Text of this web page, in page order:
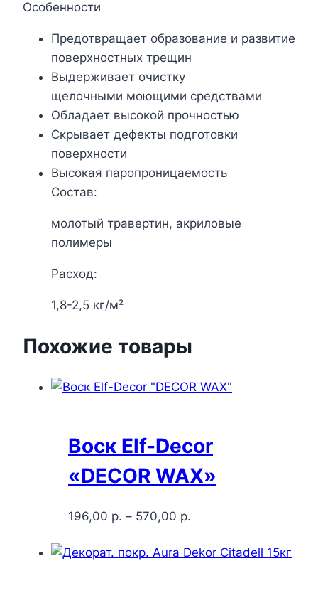
Особенности
Предотвращает образование и развитие
поверхностных трещин
Выдерживает очистку
щелочными моющими средствами
Обладает высокой прочностью
Скрывает дефекты подготовки
поверхности
Высокая паропроницаемость
Состав:
молотый травертин, акриловые
полимеры
Расход:
1,8-2,5 кг/м²
Похожие товары
Воск Elf-Decor
«DECOR WAX»
196,00 р. – 570,00 р.